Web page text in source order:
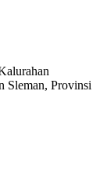
Sleman, Provinsi